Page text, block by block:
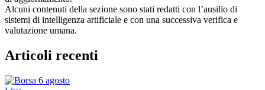
Alcuni contenuti della sezione sono stati redatti con l’ausilio di
sistemi di intelligenza artificiale e con una successiva verifica e
valutazione umana.
Articoli recenti